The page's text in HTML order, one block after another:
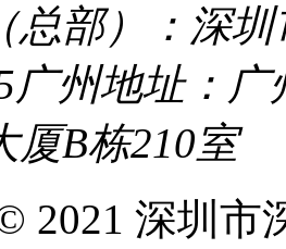
总部）：深
广州地址：
厦B栋210室
2021 深圳市